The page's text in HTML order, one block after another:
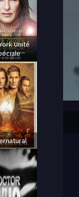
Unité